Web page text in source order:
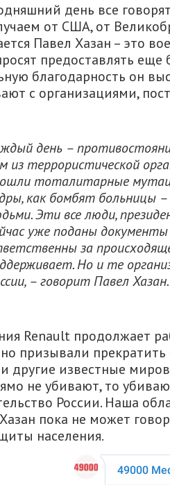
день все
от США, от
Павел Хазан – это
предоставлять еще
благодарность он
с организациями,
день –
из террористической
тоталитарные
как бомбят больницы
Эти все люди,
уже поданы
за
Но и те
– говорит Павел Хазан.
Renault продолжает
призывали
другие известные
не убивают, то
России. Наша
пока не может
населения.